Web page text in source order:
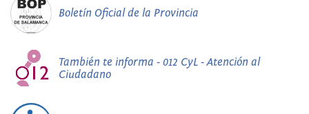
Boletín Oficial de la Provincia
También te informa - 012 CyL - Atención al
Ciudadano